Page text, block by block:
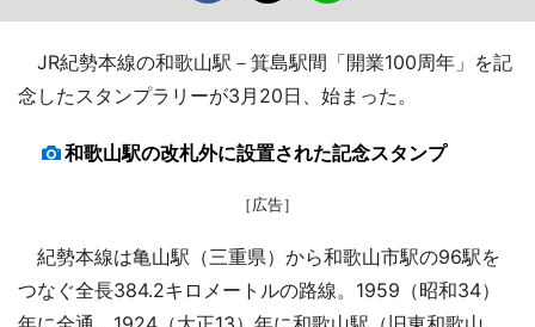
JR紀勢本線の和歌山駅－箕島駅間「開業100周年」を記
念したスタンプラリーが3月20日、始まった。
和歌山駅の改札外に設置された記念スタンプ
［広告］
紀勢本線は亀山駅（三重県）から和歌山市駅の96駅を
つなぐ全長384.2キロメートルの路線。1959（昭和34）